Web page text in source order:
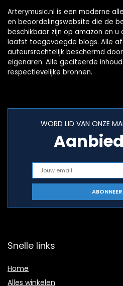
Arterymusic.nl is een moderne
en beoordelingswebsite die de
beschikbaar zijn op amazon en
laatst toegevoegde blogs. Alle
auteursrechtelijk beschermd
eigenaren. Alle geciteerde
respectievelijke bronnen.
WORD LID VAN ONZE
Snelle links
Home
Alles winkelen